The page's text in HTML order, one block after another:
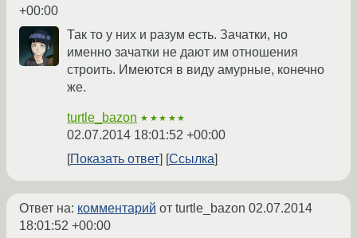
+00:00
Так то у них и разум есть. Зачатки, но
именно зачатки не дают им отношения
строить. Имеются в виду амурные, конечно
же.
turtle_bazon ★★★★★
02.07.2014 18:01:52 +00:00
Показать ответ
Ссылка
Ответ на: комментарий от turtle_bazon 02.07.2014
18:01:52 +00:00